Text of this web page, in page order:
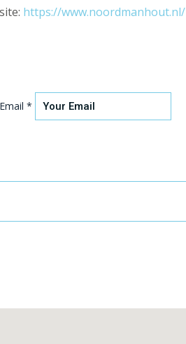
https://www.noordmanhout.nl/
*